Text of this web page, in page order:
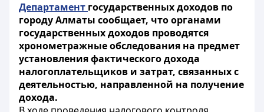
Департамент государственных доходов по
городу Алматы сообщает, что органами
государственных доходов проводятся
хронометражные обследования на предмет
установления фактического дохода
налогоплательщиков и затрат, связанных с
деятельностью, направленной на получение
дохода.